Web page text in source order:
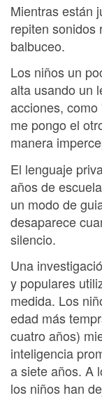
Mientras están
repiten sonidos
balbuceo.
Los niños un
alta usando un
acciones,
me pongo el
manera
El lenguaje
años de
un modo de
desaparece
silencio.
Una
y populares
medida. Los
edad más
cuatro años)
inteligencia
a siete años. A
los niños han